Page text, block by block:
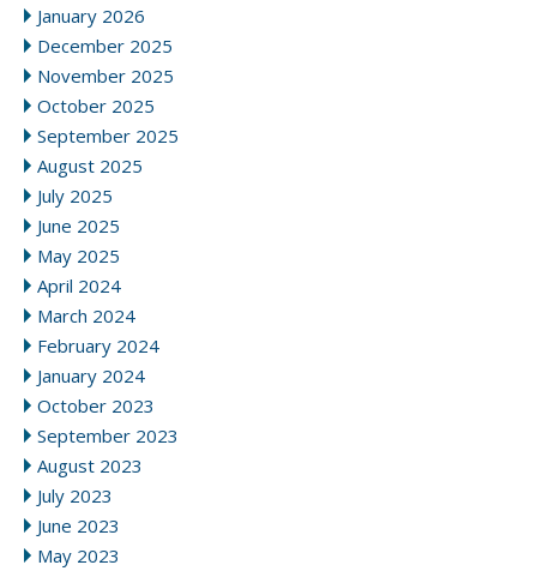
January 2026
December 2025
November 2025
October 2025
September 2025
August 2025
July 2025
June 2025
May 2025
April 2024
March 2024
February 2024
January 2024
October 2023
September 2023
August 2023
July 2023
June 2023
May 2023